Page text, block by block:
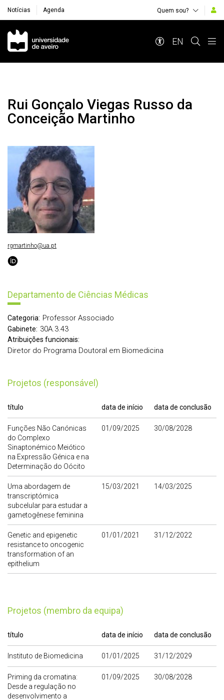
Notícias Agenda Quem sou?
Navegação Principal
EN
Rui Gonçalo Viegas Russo da
Conceição Martinho
Departamento de Ciências Médicas
Categoria: Professor Associado
Gabinete: 30A.3.43
Atribuições funcionais:
Diretor do Programa Doutoral em Biomedicina
Projetos (responsável)
título data de início data de conclusão
Funções Não Canónicas
do Complexo
Sinaptonémico Meiótico
na Expressão Génica e na
Determinação do Oócito
01/09/2025 30/08/2028
Uma abordagem de
transcriptómica
subcelular para estudar a
gametogênese feminina
15/03/2021 14/03/2025
Genetic and epigenetic
resistance to oncogenic
transformation of an
epithelium
01/01/2021 31/12/2022
Projetos (membro da equipa)
título data de início data de conclusão
Instituto de Biomedicina 01/01/2025 31/12/2029
Priming da cromatina:
Desde a regulação no
desenvolvimento a
01/09/2025 30/08/2028
rgmartinho@ua.pt